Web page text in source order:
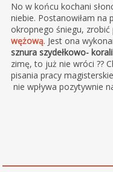
No w końcu kochani
niebie. Postanowiłam na
okropnego śniegu,
wężową. Jest ona
sznura szydełkowo-
zimę, to już nie wróci ??
pisania pracy
nie wpływa pozytywnie